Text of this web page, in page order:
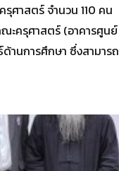
าสตร์ จำนวน 110 คน
ะครุศาสตร์ (อาคารศูนย์
นการศึกษา ซึ่งสามารถ